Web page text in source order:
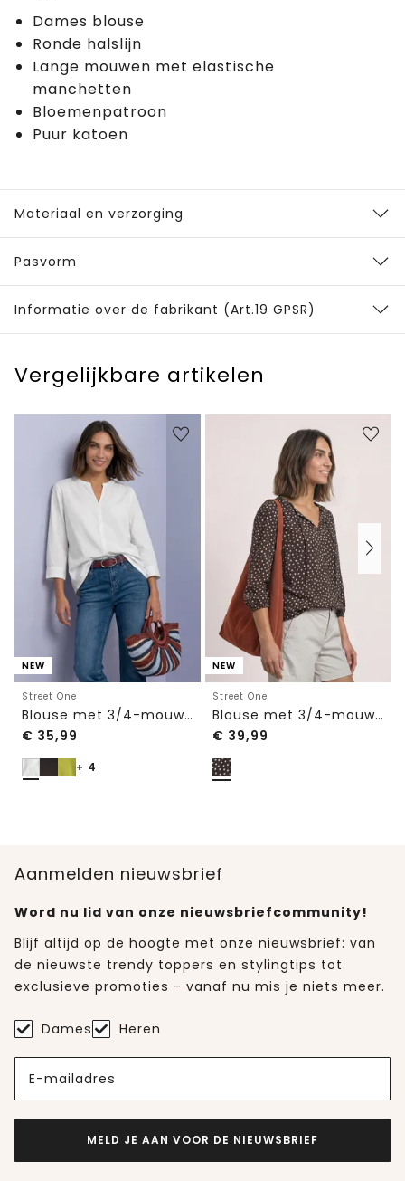
Dames blouse
Ronde halslijn
Lange mouwen met elastische
manchetten
Bloemenpatroon
Puur katoen
Materiaal en verzorging
Pasvorm
Informatie over de fabrikant (Art.19 GPSR)
Vergelijkbare artikelen
NEW
Street One
Blouse met 3/4-mouwen en split in de hals
€ 35,99
+ 4
NEW
Street One
Blouse met 3/4-mouwen, split in de hals en bandjes
€ 39,99
Aanmelden nieuwsbrief
Word nu lid van onze nieuwsbriefcommunity!
Blijf altijd op de hoogte met onze nieuwsbrief: van
de nieuwste trendy toppers en stylingtips tot
exclusieve promoties - vanaf nu mis je niets meer.
Dames Heren
E-mailadres
MELD JE AAN VOOR DE NIEUWSBRIEF